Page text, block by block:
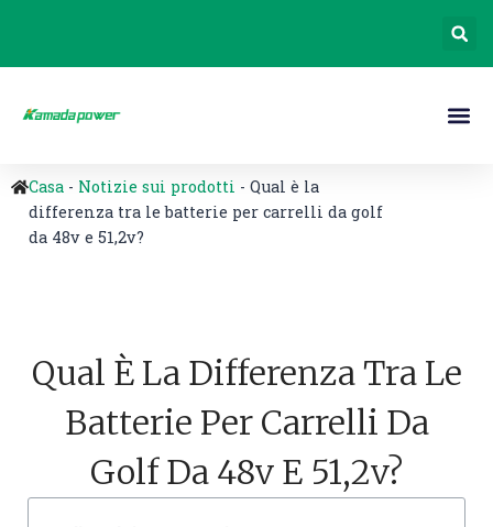
Casa - Notizie sui prodotti - Qual è la
differenza tra le batterie per carrelli da golf
da 48v e 51,2v?
Qual È La Differenza Tra Le
Batterie Per Carrelli Da
Golf Da 48v E 51,2v?